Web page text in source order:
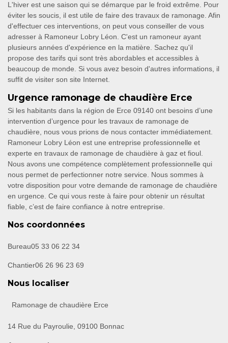
L'hiver est une saison qui se démarque par le froid extrême. Pour
éviter les soucis, il est utile de faire des travaux de ramonage. Afin
d'effectuer ces interventions, on peut vous conseiller de vous
adresser à Ramoneur Lobry Léon. C'est un ramoneur ayant
plusieurs années d'expérience en la matière. Sachez qu'il
propose des tarifs qui sont très abordables et accessibles à
beaucoup de monde. Si vous avez besoin d'autres informations, il
suffit de visiter son site Internet.
Urgence ramonage de chaudière Erce
Si les habitants dans la région de Erce 09140 ont besoins d’une
intervention d’urgence pour les travaux de ramonage de
chaudière, nous vous prions de nous contacter immédiatement.
Ramoneur Lobry Léon est une entreprise professionnelle et
experte en travaux de ramonage de chaudière à gaz et fioul.
Nous avons une compétence complètement professionnelle qui
nous permet de perfectionner notre service. Nous sommes à
votre disposition pour votre demande de ramonage de chaudière
en urgence. Ce qui vous reste à faire pour obtenir un résultat
fiable, c’est de faire confiance à notre entreprise.
Nos coordonnées
Bureau05 33 06 22 34
Chantier06 26 96 23 69
Nous localiser
Ramonage de chaudière Erce
14 Rue du Payroulie, 09100 Bonnac